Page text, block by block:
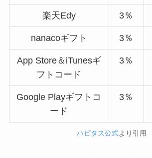
楽天Edy 3％
nanacoギフト 3％
App Store＆iTunesギ
フトコード
3％
Google Playギフトコ
ード
3％
ハピタス公式より引用